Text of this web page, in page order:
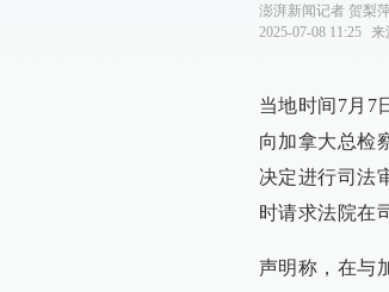
澎湃新闻记者 贺梨
2025-07-08 11:25
来
当地时间7月7
向加拿大总检
决定进行司法
时请求法院在
声明称，在与